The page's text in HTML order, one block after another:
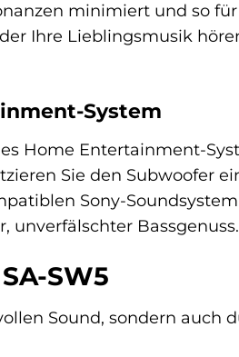
minimiert und so
Ihre Lieblingsmusik
System
Home Entertainment-
Sie den Subwoofer
Sony-
unverfälschter Bassgenuss.
SW5
Sound, sondern auch